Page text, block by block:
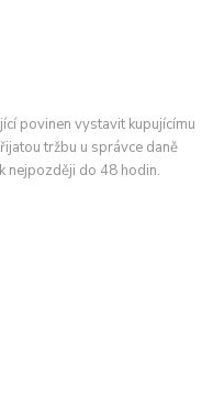
povinen vystavit kupujícímu
tržbu u správce daně
nejpozději do 48 hodin.